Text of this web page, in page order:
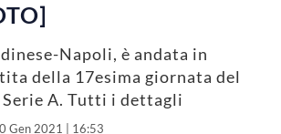
Napoli, è andata in
della 17esima giornata del
A. Tutti i dettagli
Gen 2021 | 16:53